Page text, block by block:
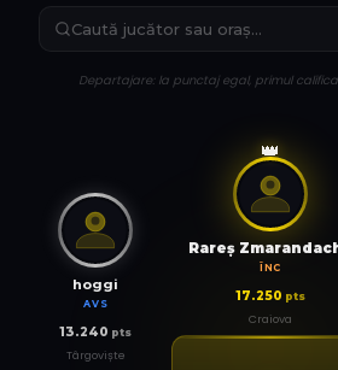
Departajare: la punctaj egal, primul
hoggi
AVS
13.240 pts
Târgoviște
👑
Rareş
ÎNC
17.250 pts
Craiova